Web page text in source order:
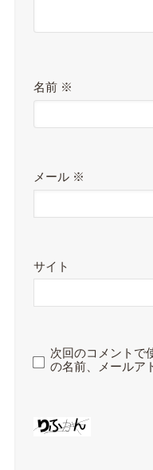
名前 ※
メール ※
サイト
次回のコメントで
の名前、メールア